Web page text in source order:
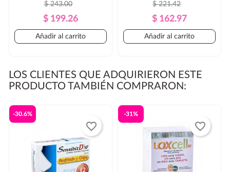
Precio
Regular
$ 243.00
Precio
$ 199.26
Añadir al carrito
Precio
Regular
$ 221.42
Precio
$ 162.97
Añadir al carrito
LOS CLIENTES QUE ADQUIRIERON ESTE
PRODUCTO TAMBIÉN COMPRARON:
-30.6%
favorite_border
-31%
favorite_border